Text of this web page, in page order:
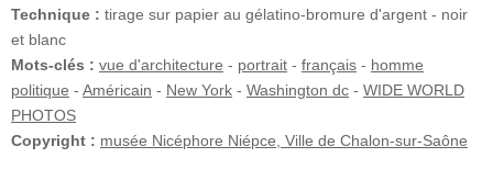
Technique : tirage sur papier au gélatino-bromure d'argent - noir
et blanc
Mots-clés : vue d'architecture - portrait - français - homme
politique - Américain - New York - Washington dc - WIDE WORLD
PHOTOS
Copyright : musée Nicéphore Niépce, Ville de Chalon-sur-Saône